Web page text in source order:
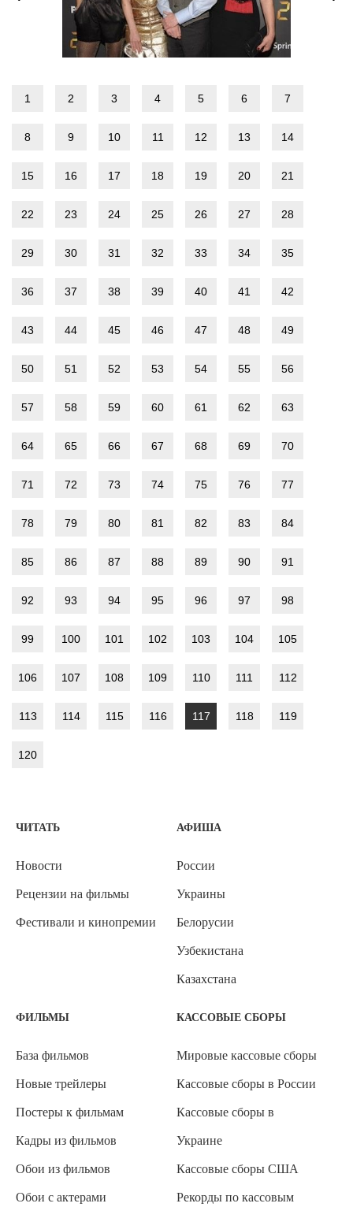
1 2 3 4 5 6 7
8 9 10 11 12 13 14
15 16 17 18 19 20 21
22 23 24 25 26 27 28
29 30 31 32 33 34 35
36 37 38 39 40 41 42
43 44 45 46 47 48 49
50 51 52 53 54 55 56
57 58 59 60 61 62 63
64 65 66 67 68 69 70
71 72 73 74 75 76 77
78 79 80 81 82 83 84
85 86 87 88 89 90 91
92 93 94 95 96 97 98
99 100 101 102 103 104 105
106 107 108 109 110 111 112
113 114 115 116 117 118 119
120
ЧИТАТЬ
Новости
Рецензии на фильмы
Фестивали и кинопремии
АФИША
России
Украины
Белорусии
Узбекистана
Казахстана
ФИЛЬМЫ
База фильмов
Новые трейлеры
Постеры к фильмам
Кадры из фильмов
Обои из фильмов
Обои с актерами
КАССОВЫЕ СБОРЫ
Мировые кассовые сборы
Кассовые сборы в России
Кассовые сборы в
Украине
Кассовые сборы США
Рекорды по кассовым